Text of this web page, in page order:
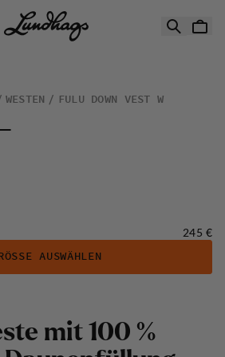
WESTEN FULU DOWN VEST W
Preis:
245 €
AUSWÄHLEN
ste mit 100 %